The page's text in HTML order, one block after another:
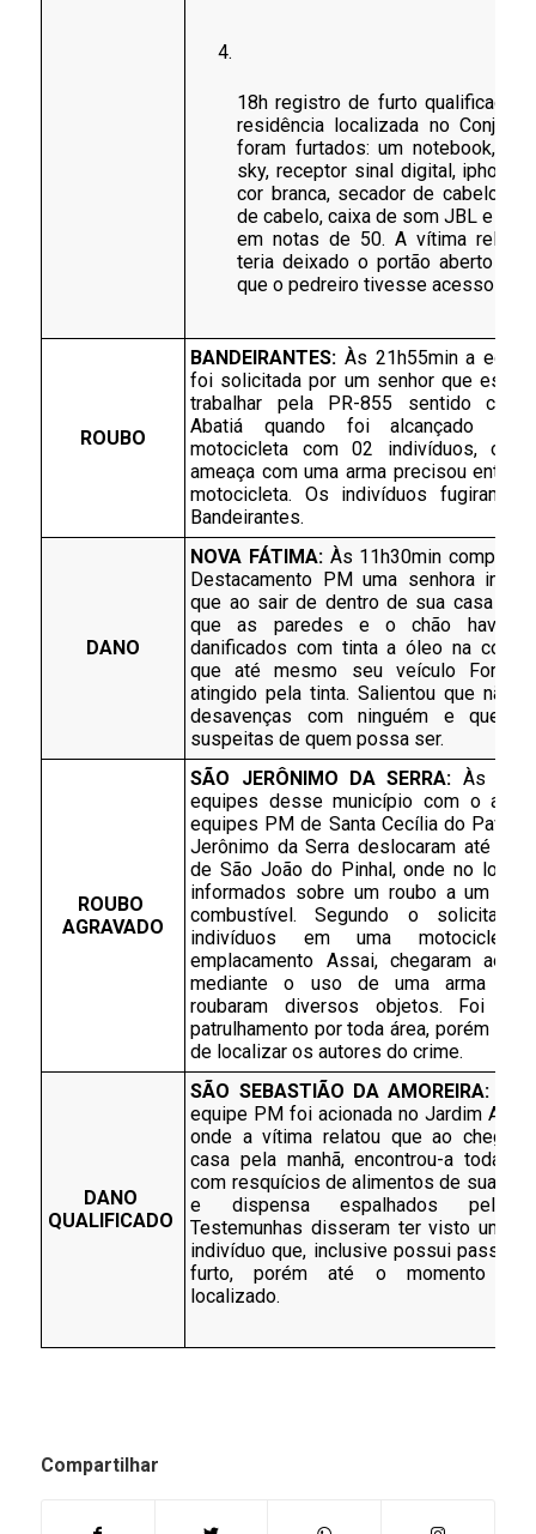
18h registro de furto qualificado a
residência localizada no Conjunto
foram furtados: um notebook,
sky, receptor sinal digital, iphone
cor branca, secador de cabelo,
de cabelo, caixa de som JBL e 300
em notas de 50. A vítima
teria deixado o portão aberto a
que o pedreiro tivesse acesso ao
ROUBO
BANDEIRANTES: Às 21h55min a
foi solicitada por um senhor que
trabalhar pela PR-855 sentido
Abatiá quando foi alcançado por
motocicleta com 02 indivíduos,
ameaça com uma arma precisou
motocicleta. Os indivíduos fugiram
Bandeirantes.
DANO
NOVA FÁTIMA: Às 11h30min
Destacamento PM uma senhora
que ao sair de dentro de sua casa
que as paredes e o chão haviam
danificados com tinta a óleo na cor
que até mesmo seu veículo Ford
atingido pela tinta. Salientou que não
desavenças com ninguém e que
suspeitas de quem possa ser.
ROUBO
AGRAVADO
SÃO JERÔNIMO DA SERRA: Às
equipes desse município com o
equipes PM de Santa Cecília do Pavão
Jerônimo da Serra deslocaram até o
de São João do Pinhal, onde no local
informados sobre um roubo a um
combustível. Segundo o
indivíduos em uma motocicleta
emplacamento Assai, chegaram ao
mediante o uso de uma arma de
roubaram diversos objetos. Foi
patrulhamento por toda área, porém
de localizar os autores do crime.
DANO
QUALIFICADO
SÃO SEBASTIÃO DA AMOREIRA:
equipe PM foi acionada no Jardim
onde a vítima relatou que ao chegar
casa pela manhã, encontrou-a toda
com resquícios de alimentos de sua
e dispensa espalhados pelo
Testemunhas disseram ter visto um
indivíduo que, inclusive possui
furto, porém até o momento
localizado.
Compartilhar